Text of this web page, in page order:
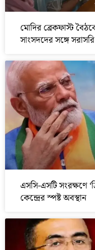
মোদির ব্রেকফাস্ট
সাংসদদের সঙ্গে সরাসরি
এসসি-এসটি সংরক্ষণে
কেন্দ্রের স্পষ্ট অবস্থান